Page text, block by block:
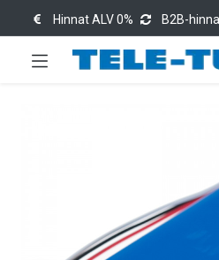
Hinnat ALV 0% B2B-